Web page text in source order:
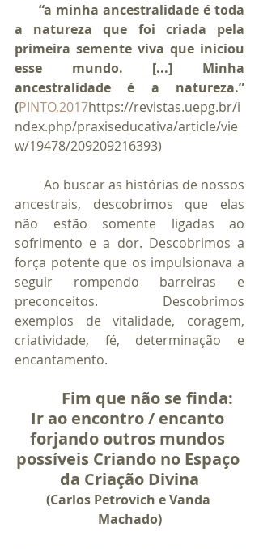
“a minha ancestralidade é toda
a natureza que foi criada pela
primeira semente viva que iniciou
esse mundo. [...] Minha
ancestralidade é a natureza.”
(PINTO,2017https://revistas.uepg.br/i
ndex.php/praxiseducativa/article/vie
w/19478/209209216393)
ancestrais, descobrimos que elas
não estão somente ligadas ao
sofrimento e a dor. Descobrimos a
força potente que os impulsionava a
seguir rompendo barreiras e
preconceitos. Descobrimos
exemplos de vitalidade, coragem,
criatividade, fé, determinação e
encantamento.
Fim que não se finda:
Ir ao encontro / encanto
forjando outros mundos
possíveis Criando no Espaço
da Criação Divina
(Carlos Petrovich e Vanda
Machado)